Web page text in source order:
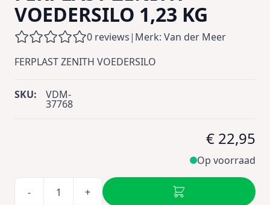
VOEDERSILO 1,23 KG
0 reviews| Merk: Van der Meer
FERPLAST ZENITH VOEDERSILO
SKU: VDM-
37768
€ 22,95
Op voorraad
- +